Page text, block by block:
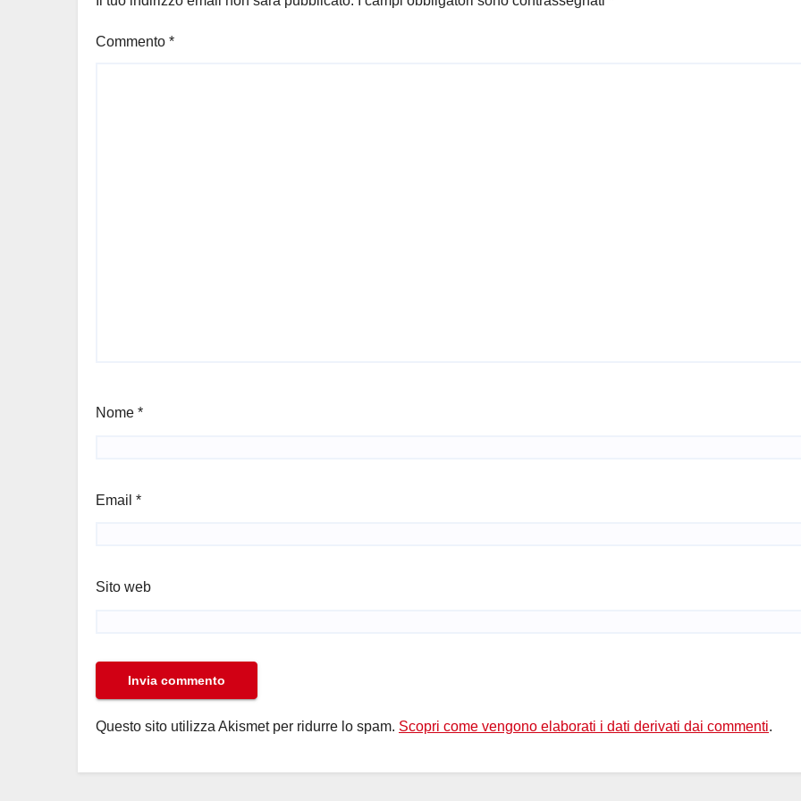
Commento *
Nome *
Email *
Sito web
Questo sito utilizza Akismet per ridurre lo spam. Scopri come vengono elaborati i dati derivati dai commenti.